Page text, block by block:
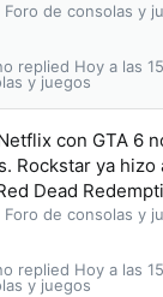
Foro de consolas y
y juegos
Hoy a las
con GTA 6
Rockstar ya hizo
Dead
Foro de consolas y
y juegos
Hoy a las